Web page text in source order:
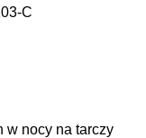
C
w nocy na tarczy